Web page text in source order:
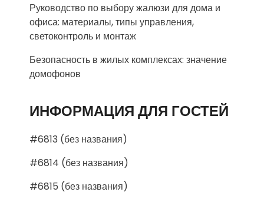
Руководство по выбору жалюзи для дома и
офиса: материалы, типы управления,
светоконтроль и монтаж
Безопасность в жилых комплексах: значение
домофонов
ИНФОРМАЦИЯ ДЛЯ ГОСТЕЙ
#6813 (без названия)
#6814 (без названия)
#6815 (без названия)